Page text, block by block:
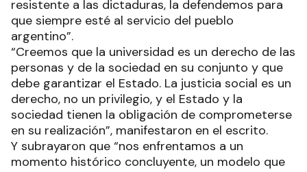
resistente a las dictaduras, la defendemos para
que siempre esté al servicio del pueblo
argentino”.
“Creemos que la universidad es un derecho de las
personas y de la sociedad en su conjunto y que
debe garantizar el Estado. La justicia social es un
derecho, no un privilegio, y el Estado y la
sociedad tienen la obligación de comprometerse
en su realización”, manifestaron en el escrito.
Y subrayaron que “nos enfrentamos a un
momento histórico concluyente, un modelo que